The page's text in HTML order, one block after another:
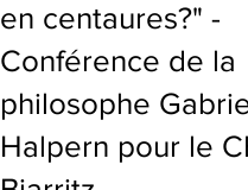
en centaures?" -
Conférence de la
philosophe
Halpern pour le